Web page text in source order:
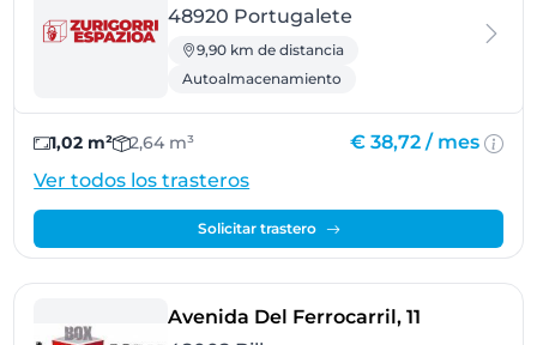
48920 Portugalete
9,90 km de distancia
Autoalmacenamiento
1,02 m² 2,64 m³ € 38,72 / mes
Ver todos los trasteros
Solicitar trastero
Avenida Del Ferrocarril, 11